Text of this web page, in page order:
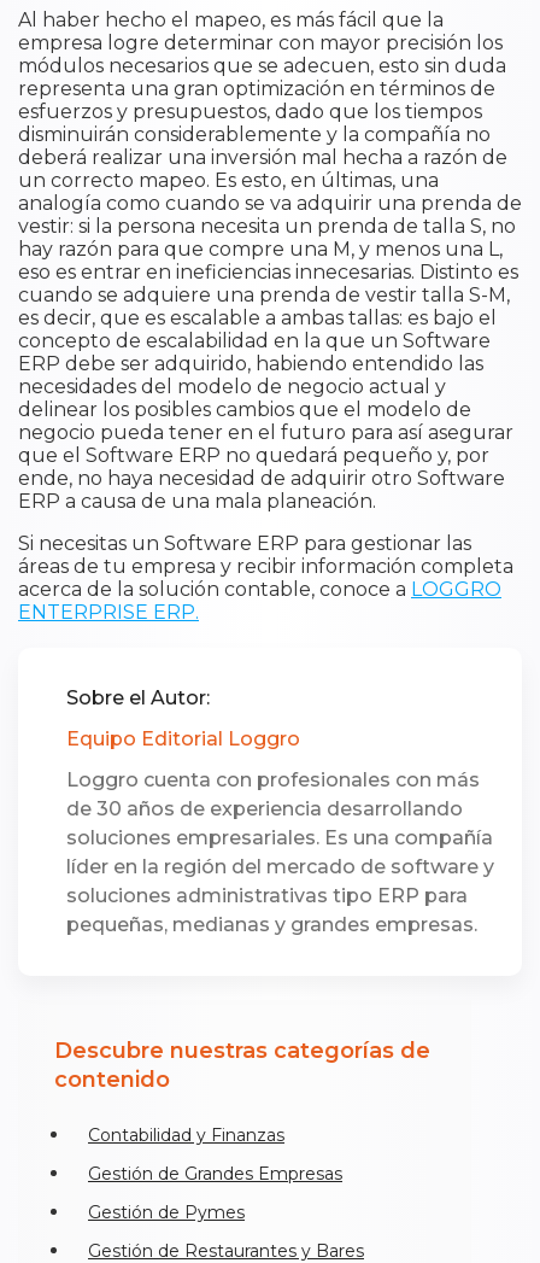
Al haber hecho el mapeo, es más fácil que la
empresa logre determinar con mayor precisión los
módulos necesarios que se adecuen, esto sin duda
representa una gran optimización en términos de
esfuerzos y presupuestos, dado que los tiempos
disminuirán considerablemente y la compañía no
deberá realizar una inversión mal hecha a razón de
un correcto mapeo. Es esto, en últimas, una
analogía como cuando se va adquirir una prenda de
vestir: si la persona necesita un prenda de talla S, no
hay razón para que compre una M, y menos una L,
eso es entrar en ineficiencias innecesarias. Distinto es
cuando se adquiere una prenda de vestir talla S-M,
es decir, que es escalable a ambas tallas: es bajo el
concepto de escalabilidad en la que un Software
ERP debe ser adquirido, habiendo entendido las
necesidades del modelo de negocio actual y
delinear los posibles cambios que el modelo de
negocio pueda tener en el futuro para así asegurar
que el Software ERP no quedará pequeño y, por
ende, no haya necesidad de adquirir otro Software
ERP a causa de una mala planeación.
Si necesitas un Software ERP para gestionar las
áreas de tu empresa y recibir información completa
acerca de la solución contable, conoce a LOGGRO
ENTERPRISE ERP.
Sobre el Autor:
Equipo Editorial Loggro
Loggro cuenta con profesionales con más
de 30 años de experiencia desarrollando
soluciones empresariales. Es una compañía
líder en la región del mercado de software y
soluciones administrativas tipo ERP para
pequeñas, medianas y grandes empresas.
Descubre nuestras categorías de
contenido
Contabilidad y Finanzas
Gestión de Grandes Empresas
Gestión de Pymes
Gestión de Restaurantes y Bares